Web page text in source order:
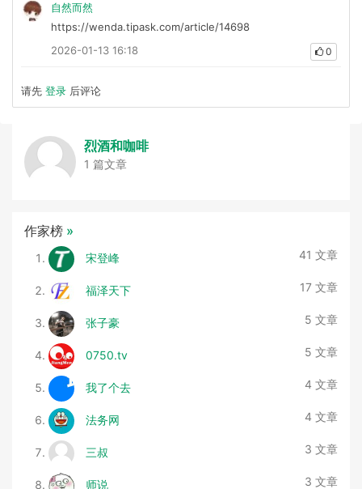
自然而然
https://wenda.tipask.com/article/14698
2026-01-13 16:18
0
请先 登录 后评论
烈酒和咖啡
1 篇文章
作家榜 »
宋登峰 41 文章
福泽天下 17 文章
张子豪 5 文章
0750.tv 5 文章
我了个去 4 文章
法务网 4 文章
三叔 3 文章
师说 3 文章